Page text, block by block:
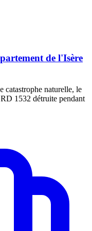
de l'Isère
catastrophe naturelle, le
1532 détruite pendant